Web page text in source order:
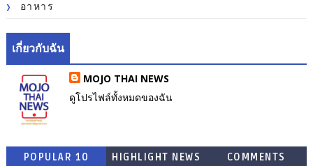
อาหาร
เกี่ยวกับฉัน
MOJO THAI NEWS
ดูโปรไฟล์ทั้งหมดของฉัน
POPULAR 10 HIGHLIGHT NEWS COMMENTS